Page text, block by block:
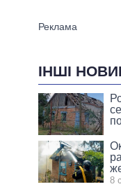
ІНШІ
8